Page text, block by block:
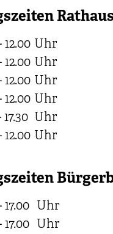
Rathaus
12.00 Uhr
12.00 Uhr
12.00 Uhr
12.00 Uhr
Uhr
12.00 Uhr
17.00 Uhr
17.00 Uhr